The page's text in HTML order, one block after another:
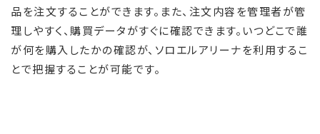
品を注文することができます。また、注文内容を管理者が管
理しやすく、購買データがすぐに確認できます。いつどこで誰
が何を購入したかの確認が、ソロエルアリーナを利用するこ
とで把握することが可能です。